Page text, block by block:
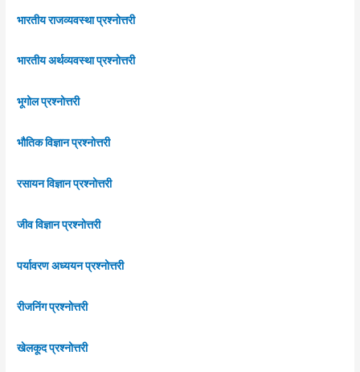
भारतीय राजव्यवस्था प्रश्नोत्तरी
भारतीय अर्थव्यवस्था प्रश्नोत्तरी
भूगोल प्रश्नोत्तरी
भौतिक विज्ञान प्रश्नोत्तरी
रसायन विज्ञान प्रश्नोत्तरी
जीव विज्ञान प्रश्नोत्तरी
पर्यावरण अध्ययन प्रश्नोत्तरी
रीजनिंग प्रश्नोत्तरी
खेलकूद प्रश्नोत्तरी